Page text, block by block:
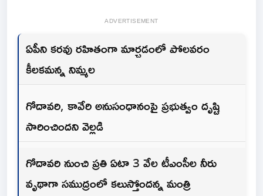
ADVERTISEMENT
ఏపీని కరవు రహితంగా మార్చడంలో పోలవరం
కీలకమన్న నిమ్మల
గోదావరి, కావేరి అనుసంధానంపై ప్రభుత్వం దృష్టి
సారించిందని వెల్లడి
గోదావరి నుంచి ప్రతి ఏటా 3 వేల టీఎంసీల నీరు
వృథాగా సముద్రంలో కలుస్తోందన్న మంత్రి